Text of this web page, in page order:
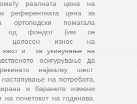
реалната цена на
и референтната цена за
ортопедски помагала
од фондот (им се
целосен износ на
како и за укинување на
осигурување да
најмалку шест
на потребата,
и бараните измени
почетокот на годинава.